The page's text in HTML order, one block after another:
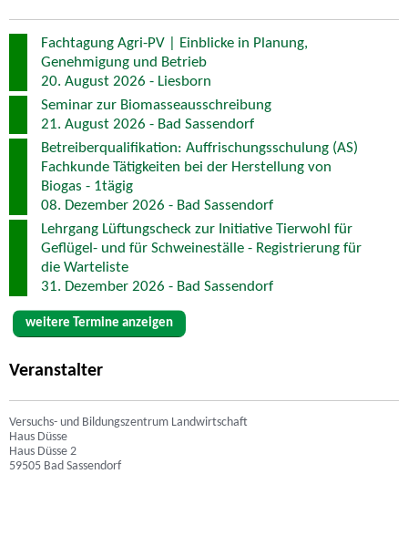
Fachtagung Agri-PV | Einblicke in Planung,
Genehmigung und Betrieb
20. August 2026 - Liesborn
Seminar zur Biomasseausschreibung
21. August 2026 - Bad Sassendorf
Betreiberqualifikation: Auffrischungsschulung (AS)
Fachkunde Tätigkeiten bei der Herstellung von
Biogas - 1tägig
08. Dezember 2026 - Bad Sassendorf
Lehrgang Lüftungscheck zur Initiative Tierwohl für
Geflügel- und für Schweineställe - Registrierung für
die Warteliste
31. Dezember 2026 - Bad Sassendorf
weitere Termine anzeigen
Veranstalter
Versuchs- und Bildungszentrum Landwirtschaft
Haus Düsse
Haus Düsse 2
59505 Bad Sassendorf